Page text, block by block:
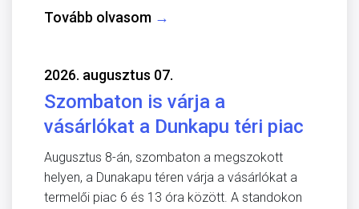
Tovább olvasom →
2026. augusztus 07.
Szombaton is várja a
vásárlókat a Dunkapu téri piac
Augusztus 8-án, szombaton a megszokott
helyen, a Dunakapu téren várja a vásárlókat a
termelői piac 6 és 13 óra között. A standokon